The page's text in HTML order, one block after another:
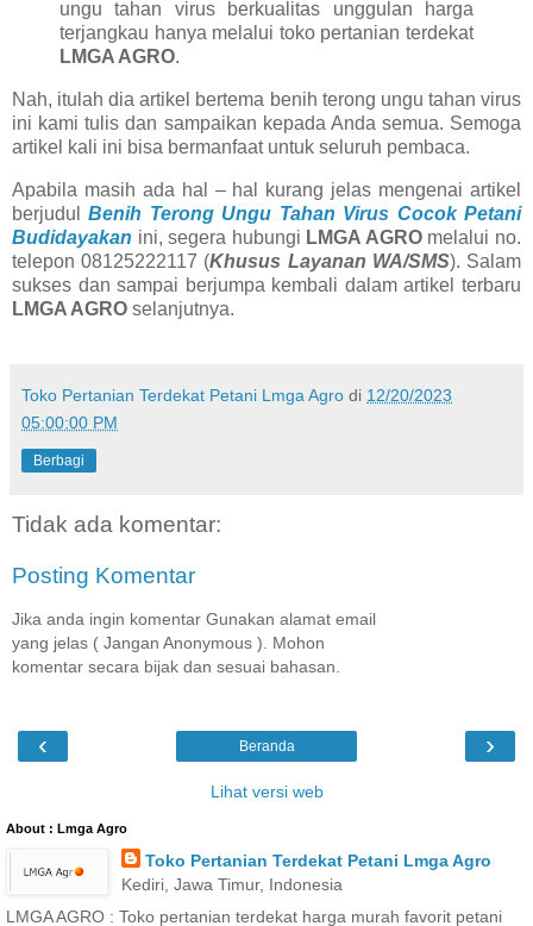
ungu tahan virus berkualitas unggulan harga
terjangkau hanya melalui toko pertanian terdekat
LMGA AGRO.
Nah, itulah dia artikel bertema benih terong ungu tahan virus
ini kami tulis dan sampaikan kepada Anda semua. Semoga
artikel kali ini bisa bermanfaat untuk seluruh pembaca.
Apabila masih ada hal – hal kurang jelas mengenai artikel
berjudulBenih Terong Ungu Tahan Virus Cocok Petani
Budidayakan ini, segera hubungi LMGA AGROmelalui no.
telepon 08125222117 (Khusus Layanan WA/SMS). Salam
sukses dan sampai berjumpa kembali dalam artikel terbaru
LMGA AGRO selanjutnya.
Toko Pertanian Terdekat Petani Lmga Agro di 12/20/2023
05:00:00 PM
Berbagi
Tidak ada komentar:
Posting Komentar
Jika anda ingin komentar Gunakan alamat email
yang jelas ( Jangan Anonymous ). Mohon
komentar secara bijak dan sesuai bahasan.
‹ ›
Beranda
Lihat versi web
About : Lmga Agro
Toko Pertanian Terdekat Petani Lmga Agro
Kediri, Jawa Timur, Indonesia
LMGA AGRO : Toko pertanian terdekat harga murah favorit petani